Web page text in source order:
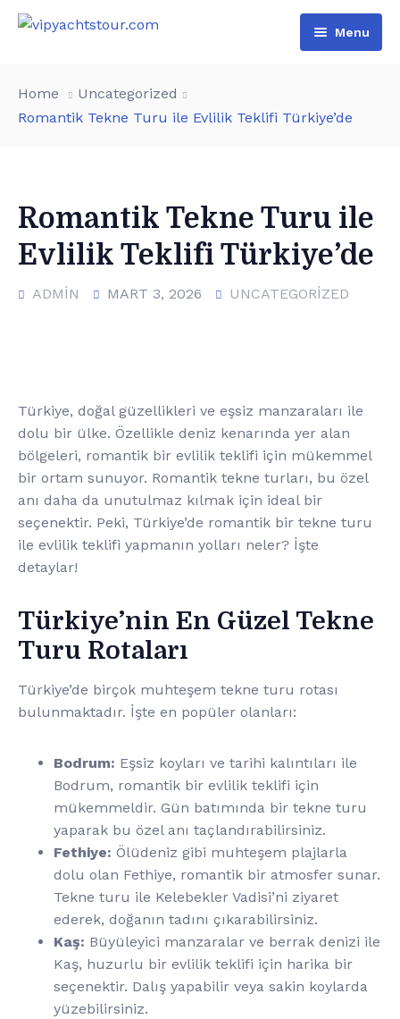
Menu
All Boats
Special Day Events
Additional services
Türkçe
Home
Uncategorized
Romantik Tekne Turu ile Evlilik Teklifi Türkiye’de
Romantik Tekne Turu ile
Evlilik Teklifi Türkiye’de
ADMIN MART 3, 2026 UNCATEGORIZED
Türkiye, doğal güzellikleri ve eşsiz manzaraları ile
dolu bir ülke. Özellikle deniz kenarında yer alan
bölgeleri, romantik bir evlilik teklifi için mükemmel
bir ortam sunuyor. Romantik tekne turları, bu özel
anı daha da unutulmaz kılmak için ideal bir
seçenektir. Peki, Türkiye’de romantik bir tekne turu
ile evlilik teklifi yapmanın yolları neler? İşte
detaylar!
Türkiye’nin En Güzel Tekne
Turu Rotaları
Türkiye’de birçok muhteşem tekne turu rotası
bulunmaktadır. İşte en popüler olanları:
Bodrum: Eşsiz koyları ve tarihi kalıntıları ile
Bodrum, romantik bir evlilik teklifi için
mükemmeldir. Gün batımında bir tekne turu
yaparak bu özel anı taçlandırabilirsiniz.
Fethiye: Ölüdeniz gibi muhteşem plajlarla
dolu olan Fethiye, romantik bir atmosfer sunar.
Tekne turu ile Kelebekler Vadisi’ni ziyaret
ederek, doğanın tadını çıkarabilirsiniz.
Kaş: Büyüleyici manzaralar ve berrak denizi ile
Kaş, huzurlu bir evlilik teklifi için harika bir
seçenektir. Dalış yapabilir veya sakin koylarda
yüzebilirsiniz.